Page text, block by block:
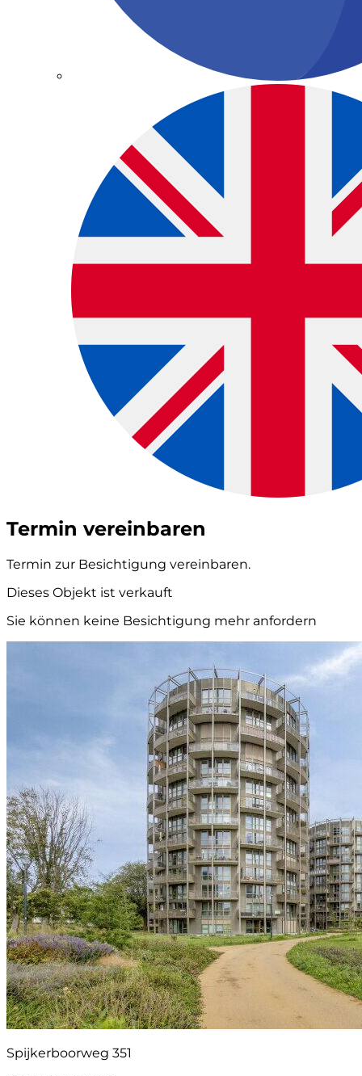
Termin vereinbaren
Termin zur Besichtigung vereinbaren.
Dieses Objekt ist verkauft
Sie können keine Besichtigung mehr anfordern
Spijkerboorweg 351